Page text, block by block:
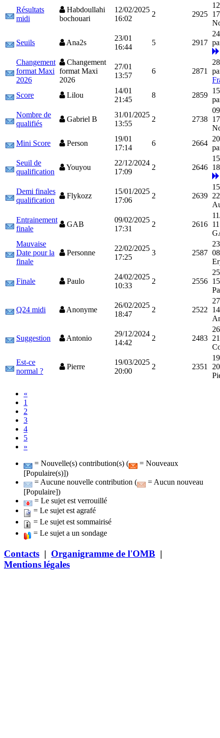
Résultats
midi
Habdoullahi
bochouari
12/02/2025
16:02
2 2925
Seuils Ana2s
23/01
16:44
5 2917
Changement
format Maxi
2026
Changement
format Maxi
2026
27/01
13:57
6 2871
Score
Lilou
14/01
21:45
8 2859
Nombre de
qualifiés
Gabriel B
31/01/2025
13:55
2 2738
Mini Score
Person
19/01
17:14
6 2664
Seuil de
qualification
Youyou
22/12/2024
17:09
2 2646
Demi finales
qualification
Flykozz
15/01/2025
17:06
2 2639
Entrainement
finale
GAB
09/02/2025
17:31
2 2616
Mauvaise
Date pour la
finale
Personne
22/02/2025
17:25
3 2587
Finale Paulo
24/02/2025
10:33
2 2556
Q24 midi Anonyme
26/02/2025
18:47
2 2522
Suggestion Antonio
29/12/2024
14:42
2 2483
Est-ce
normal ?
Pierre
19/03/2025
20:00
2 2351
«
1
2
3
4
5
»
= Nouvelle(s) contribution(s) (
= Nouveaux
[Populaire(s)])
= Aucune nouvelle contribution (
= Aucun nouveau
[Populaire])
= Le sujet est verrouillé
= Le sujet est agrafé
= Le sujet est sommairisé
= Le sujet a un sondage
Contacts | Organigramme de l'OMB |
Mentions légales